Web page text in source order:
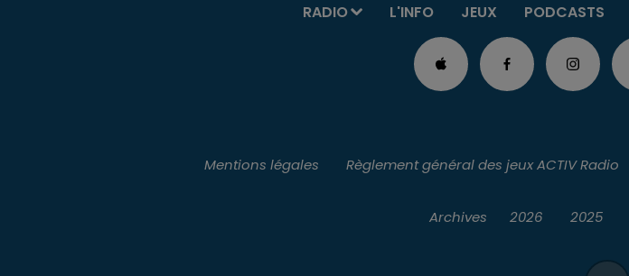
RADIO L'INFO JEUX PODCASTS
Mentions légales Règlement général des jeux ACTIV Radio
Archives 2026 2025